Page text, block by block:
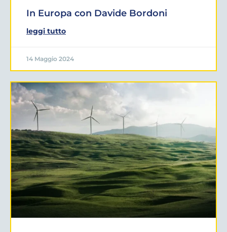
In Europa con Davide Bordoni
leggi tutto
14 Maggio 2024